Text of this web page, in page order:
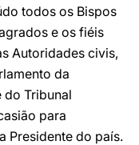
todos os Bispos
e os fiéis
Autoridades civis,
da
do Tribunal
para
Presidente do país.